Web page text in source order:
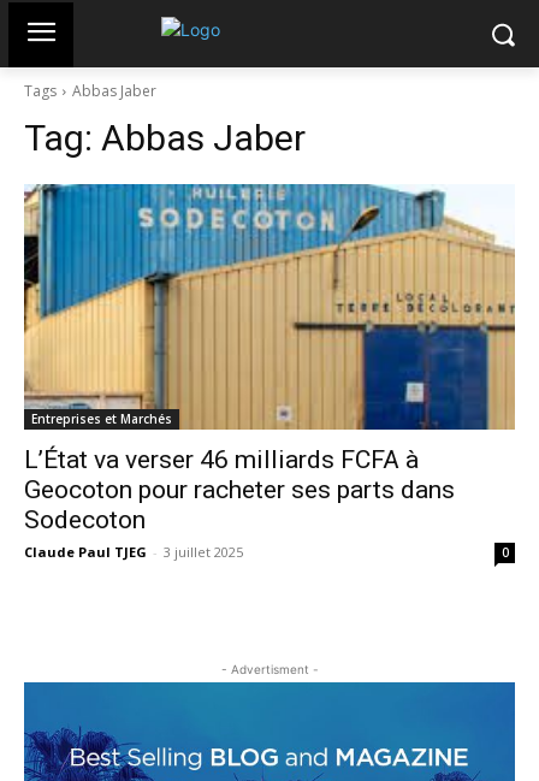
Tags Abbas Jaber
Tag: Abbas Jaber
Entreprises et Marchés
L’État va verser 46 milliards FCFA à
Geocoton pour racheter ses parts dans
Sodecoton
Claude Paul TJEG - 3 juillet 2025 0
- Advertisment -